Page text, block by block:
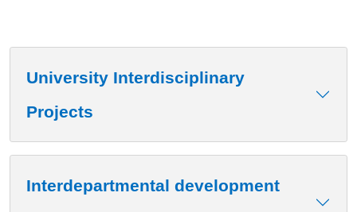
University Interdisciplinary
Projects
Interdepartmental development